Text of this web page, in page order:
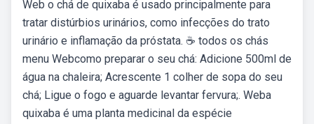
Web️ o chá de quixaba é usado principalmente para
tratar distúrbios urinários, como infecções do trato
urinário e inflamação da próstata. ☕ todos os chás
menu Webcomo preparar o seu chá: Adicione 500ml de
água na chaleira; Acrescente 1 colher de sopa do seu
chá; Ligue o fogo e aguarde levantar fervura;. Weba
quixaba é uma planta medicinal da espécie